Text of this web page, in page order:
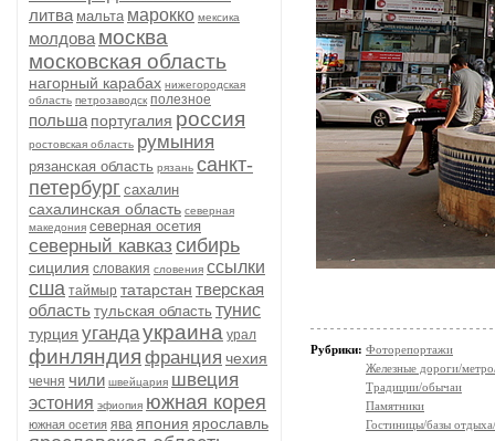
литва мальта марокко мексика
молдова москва
московская область
нагорный карабах нижегородская
область петрозаводск полезное
польша португалия россия
ростовская область румыния
рязанская область рязань санкт-
петербург сахалин
сахалинская область северная
македония северная осетия
северный кавказ сибирь
сицилия словакия словения ссылки
сша таймыр татарстан тверская
область тульская область тунис
турция угандаукраина урал
финляндия франция чехия
чечня чили швейцария швеция
эстония эфиопия южная корея
южная осетия ява япония ярославль
Рубрики: Фоторепортажи
Железные дороги/
Традиции/обычаи
Памятники
Гостиницы/базы